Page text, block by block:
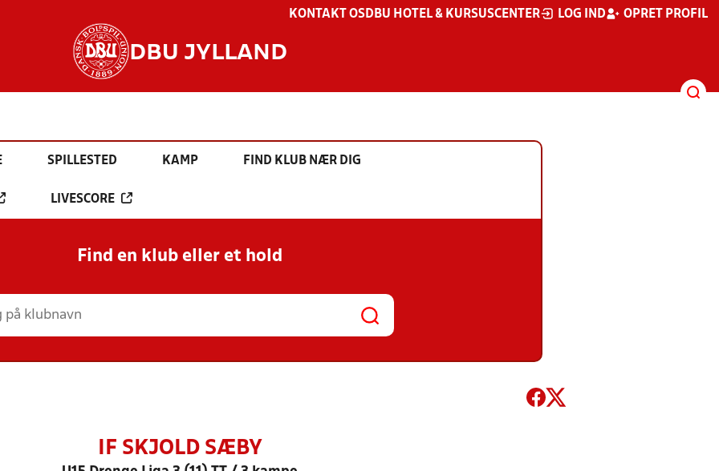
KONTAKT OS DBU HOTEL & KURSUSCENTER LOG IND OPRET PROFIL
DBU JYLLAND
SPILLESTED KAMP FIND KLUB NÆR DIG
LIVESCORE
Find en klub eller et hold
IF SKJOLD SÆBY